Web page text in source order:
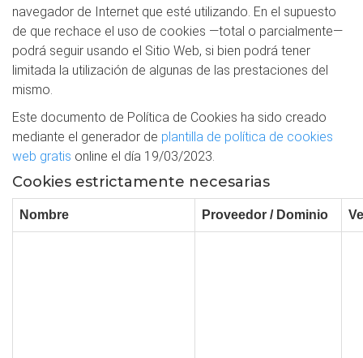
navegador de Internet que esté utilizando. En el supuesto
de que rechace el uso de cookies —total o parcialmente—
podrá seguir usando el Sitio Web, si bien podrá tener
limitada la utilización de algunas de las prestaciones del
mismo.
Este documento de Política de Cookies ha sido creado
mediante el generador de plantilla de política de cookies
web gratis online el día 19/03/2023.
Cookies estrictamente necesarias
Nombre Proveedor / Dominio